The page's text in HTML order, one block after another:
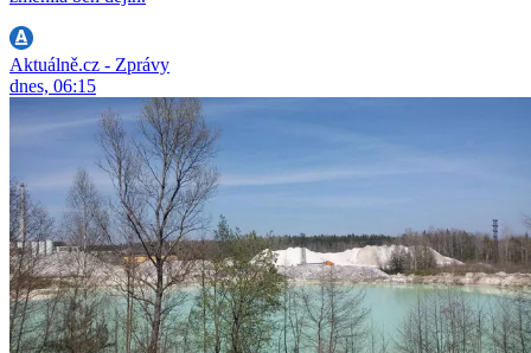
Aktuálně.cz - Zprávy
dnes, 06:15